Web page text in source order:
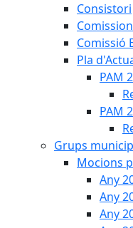
Consistori
Comissió
Pla
PAM
PAM
Grups
Mocions
Any
Any
Any